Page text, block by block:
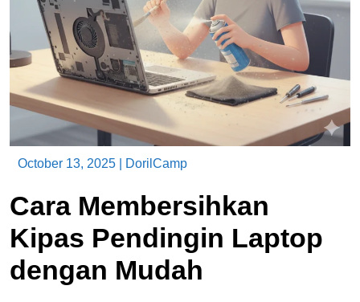
October 13, 2025 DorilCamp
Cara Membersihkan
Kipas Pendingin Laptop
dengan Mudah